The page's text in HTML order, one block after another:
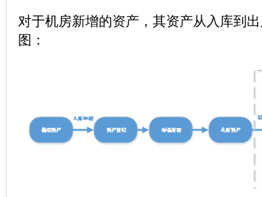
对于机房新增的资产，其资产从入库到
图：